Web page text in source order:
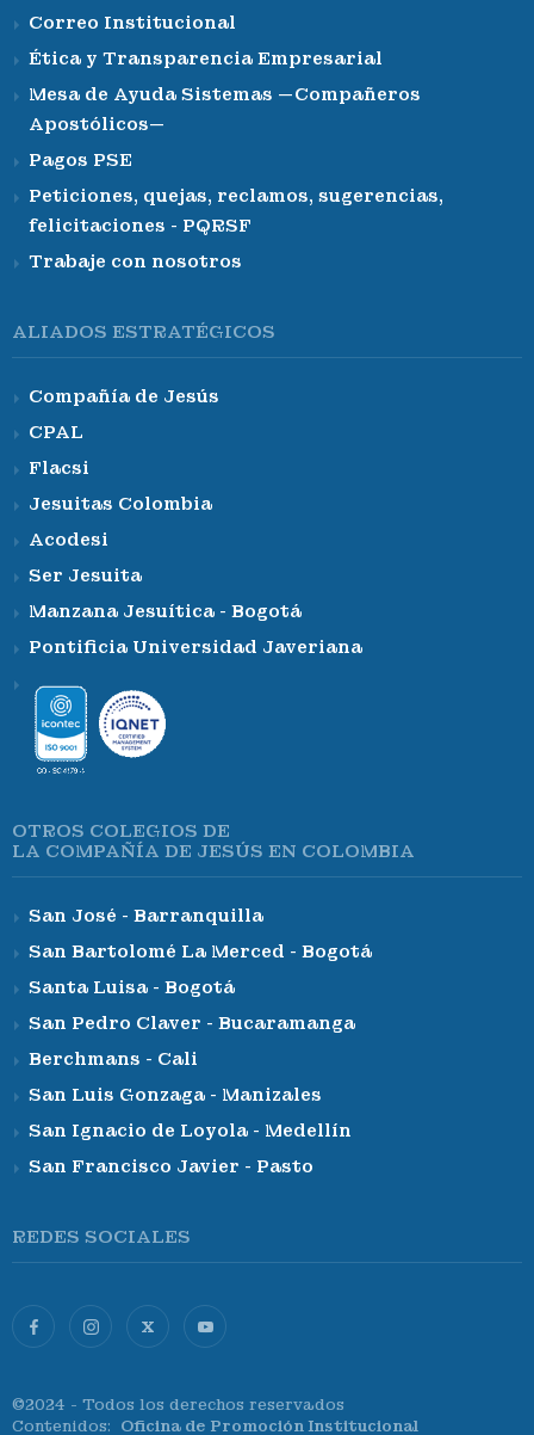
Correo Institucional
Ética y Transparencia Empresarial
Mesa de Ayuda Sistemas —Compañeros
Apostólicos—
Pagos PSE
Peticiones, quejas, reclamos, sugerencias,
felicitaciones - PQRSF
Trabaje con nosotros
ALIADOS ESTRATÉGICOS
Compañía de Jesús
CPAL
Flacsi
Jesuitas Colombia
Acodesi
Ser Jesuita
Manzana Jesuítica - Bogotá
Pontificia Universidad Javeriana
OTROS COLEGIOS DE
LA COMPAÑÍA DE JESÚS EN COLOMBIA
San José - Barranquilla
San Bartolomé La Merced - Bogotá
Santa Luisa - Bogotá
San Pedro Claver - Bucaramanga
Berchmans - Cali
San Luis Gonzaga - Manizales
San Ignacio de Loyola - Medellín
San Francisco Javier - Pasto
REDES SOCIALES
X
©2024 - Todos los derechos reservados
Contenidos: Oficina de Promoción Institucional